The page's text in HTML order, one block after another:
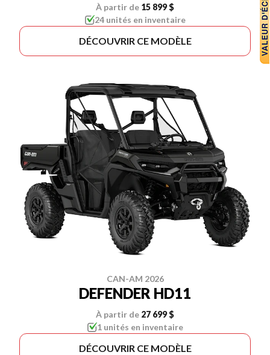
À partir de 15 899 $
24 unités en inventaire
DÉCOUVRIR CE MODÈLE
CAN-AM 2026
DEFENDER HD11
À partir de 27 699 $
1 unités en inventaire
DÉCOUVRIR CE MODÈLE